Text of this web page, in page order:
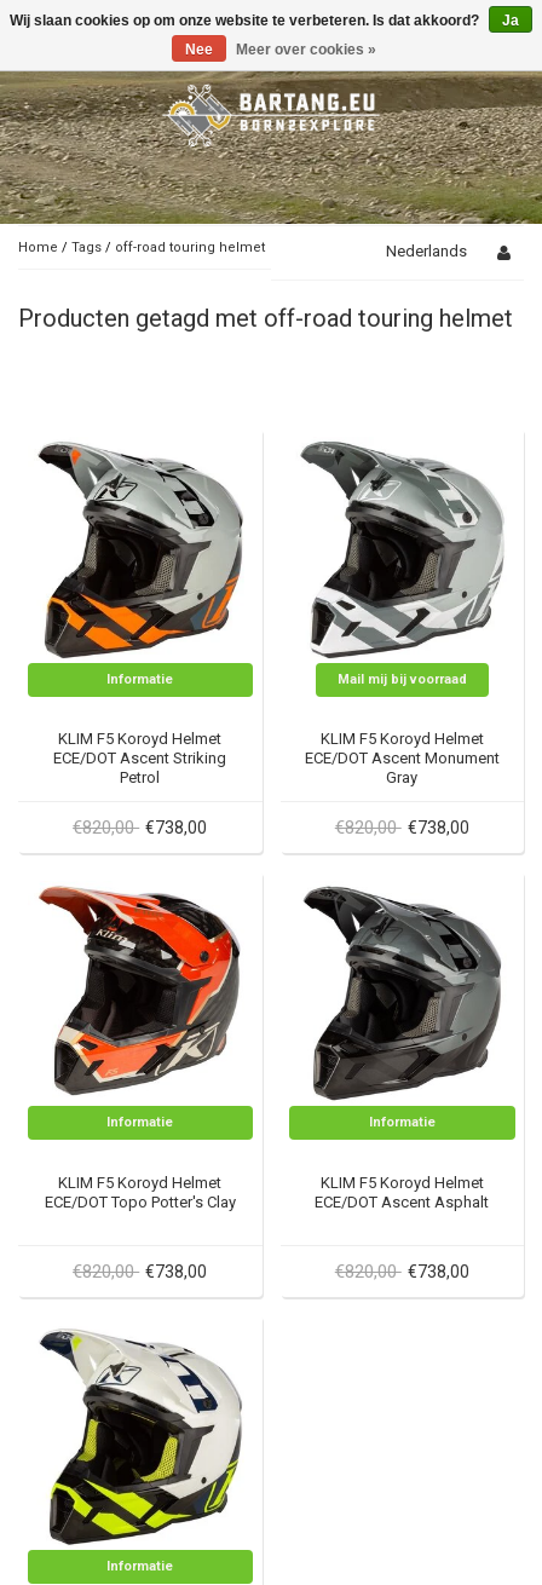
Toggle
Home / Tags / off-road touring helmet Nederlands
Producten getagd met off-road touring helmet
Informatie
KLIM F5 Koroyd Helmet
ECE/DOT Ascent Striking
Petrol
€820,00 €738,00
Mail mij bij voorraad
KLIM F5 Koroyd Helmet
ECE/DOT Ascent Monument
Gray
€820,00 €738,00
Informatie
KLIM F5 Koroyd Helmet
ECE/DOT Topo Potter's Clay
€820,00 €738,00
Informatie
KLIM F5 Koroyd Helmet
ECE/DOT Ascent Asphalt
€820,00 €738,00
Informatie
Wij slaan cookies op om onze website te verbeteren. Is dat akkoord?
Ja
Nee
Meer over cookies »